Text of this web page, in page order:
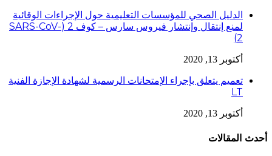
الدليل الصحي للمؤسسات التعليمية حول الإجراءات الوقائية
لمنع إنتقال وإنتشار فيروس سارس – كوف 2 (SARS-CoV-
2)
أكتوبر 13, 2020
تعميم يتعلق بإجراء الإمتحانات الرسمية لشهادة الإجازة الفنية
LT
أكتوبر 13, 2020
أحدث المقالات